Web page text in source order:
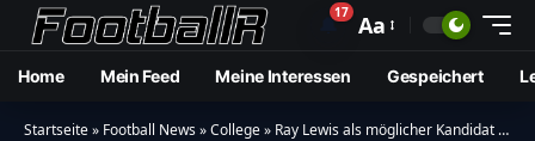
🔔17 Aa
Home Mein Feed Meine Interessen Gespeichert
Startseite» Football News»College» Ray Lewis als möglicher Kandidat für Trainerposten bei Florida Atlantic